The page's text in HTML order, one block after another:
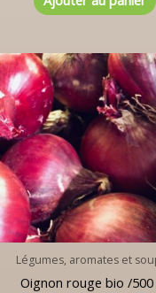
Légumes, aromates et
Oignon rouge bio /